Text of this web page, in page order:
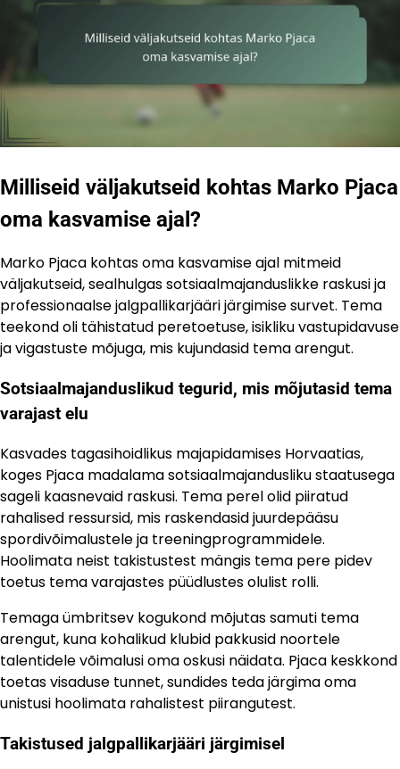
Milliseid väljakutseid kohtas Marko Pjaca
oma kasvamise ajal?
Marko Pjaca kohtas oma kasvamise ajal mitmeid
väljakutseid, sealhulgas sotsiaalmajanduslikke raskusi ja
professionaalse jalgpallikarjääri järgimise survet. Tema
teekond oli tähistatud peretoetuse, isikliku vastupidavuse
ja vigastuste mõjuga, mis kujundasid tema arengut.
Sotsiaalmajanduslikud tegurid, mis mõjutasid tema
varajast elu
Kasvades tagasihoidlikus majapidamises Horvaatias,
koges Pjaca madalama sotsiaalmajandusliku staatusega
sageli kaasnevaid raskusi. Tema perel olid piiratud
rahalised ressursid, mis raskendasid juurdepääsu
spordivõimalustele ja treeningprogrammidele.
Hoolimata neist takistustest mängis tema pere pidev
toetus tema varajastes püüdlustes olulist rolli.
Temaga ümbritsev kogukond mõjutas samuti tema
arengut, kuna kohalikud klubid pakkusid noortele
talentidele võimalusi oma oskusi näidata. Pjaca keskkond
toetas visaduse tunnet, sundides teda järgima oma
unistusi hoolimata rahalistest piirangutest.
Takistused jalgpallikarjääri järgimisel